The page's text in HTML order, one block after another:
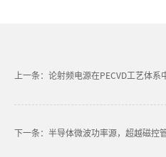
上一条：论射频电源在PECVD工艺体系
下一条：半导体微波功率源，超越磁控